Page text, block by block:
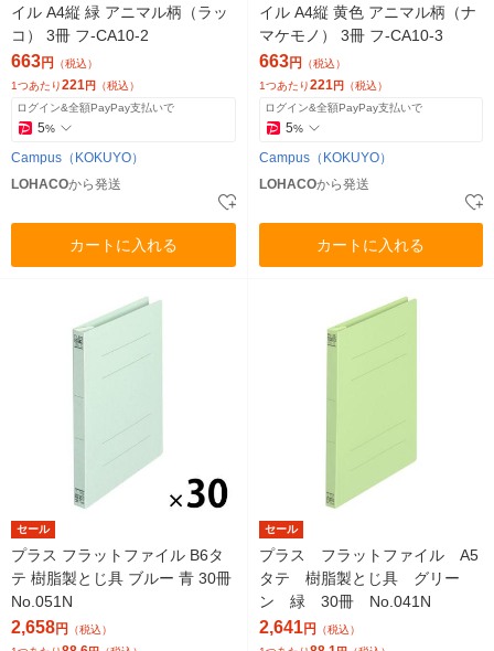
イル A4縦 緑 アニマル柄（ラッ
コ） 3冊 フ-CA10-2
663円
（税込）
1つあたり221円 （税込）
ログイン&全額PayPay支払いで
5%
Campus（KOKUYO）
LOHACOから発送
カートに入れる
イル A4縦 黄色 アニマル柄（ナ
マケモノ） 3冊 フ-CA10-3
663円
（税込）
1つあたり221円 （税込）
ログイン&全額PayPay支払いで
5%
Campus（KOKUYO）
LOHACOから発送
カートに入れる
セール
プラス フラットファイル B6タ
テ 樹脂製とじ具 ブルー 青 30冊
No.051N
2,658円 （税込）
セール
プラス フラットファイル A5
タテ 樹脂製とじ具 グリー
ン 緑 30冊 No.041N
2,641円 （税込）